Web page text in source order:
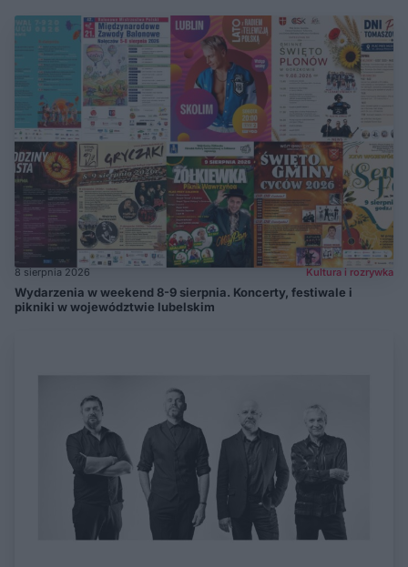
8 sierpnia 2026 Kultura i rozrywka
Wydarzenia w weekend 8-9 sierpnia. Koncerty, festiwale i
pikniki w województwie lubelskim